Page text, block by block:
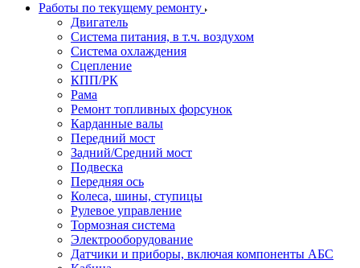
Работы по текущему ремонту
Двигатель
Система питания, в т.ч. воздухом
Система охлаждения
Сцепление
КПП/РК
Рама
Ремонт топливных форсунок
Карданные валы
Передний мост
Задний/Средний мост
Подвеска
Передняя ось
Колеса, шины, ступицы
Рулевое управление
Тормозная система
Электрооборудование
Датчики и приборы, включая компоненты АБС